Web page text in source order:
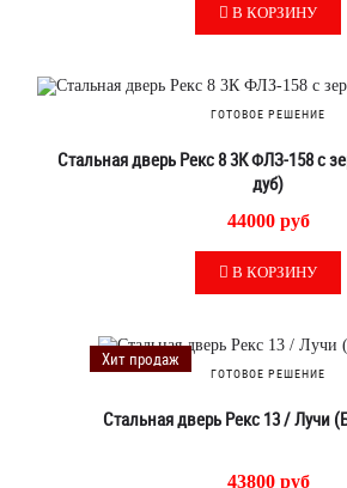
В КОРЗИНУ
ГОТОВОЕ РЕШЕНИЕ
Стальная дверь Рекс 8 3К ФЛЗ-158 с
дуб)
44000 руб
В КОРЗИНУ
Хит продаж
ГОТОВОЕ РЕШЕНИЕ
Стальная дверь Рекс 13 / Лучи
43800 руб